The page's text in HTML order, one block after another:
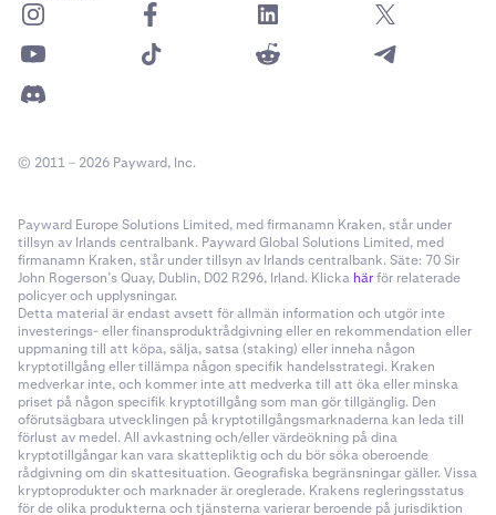
© 2011 – 2026 Payward, Inc.
Payward Europe Solutions Limited, med firmanamn Kraken, står under
tillsyn av Irlands centralbank. Payward Global Solutions Limited, med
firmanamn Kraken, står under tillsyn av Irlands centralbank. Säte: 70 Sir
John Rogerson’s Quay, Dublin, D02 R296, Irland. Klicka härför relaterade
policyer och upplysningar.
Detta material är endast avsett för allmän information och utgör inte
investerings- eller finansproduktrådgivning eller en rekommendation eller
uppmaning till att köpa, sälja, satsa (staking) eller inneha någon
kryptotillgång eller tillämpa någon specifik handelsstrategi. Kraken
medverkar inte, och kommer inte att medverka till att öka eller minska
priset på någon specifik kryptotillgång som man gör tillgänglig. Den
oförutsägbara utvecklingen på kryptotillgångsmarknaderna kan leda till
förlust av medel. All avkastning och/eller värdeökning på dina
kryptotillgångar kan vara skattepliktig och du bör söka oberoende
rådgivning om din skattesituation. Geografiska begränsningar gäller. Vissa
kryptoprodukter och marknader är oreglerade. Krakens regleringsstatus
för de olika produkterna och tjänsterna varierar beroende på jurisdiktion